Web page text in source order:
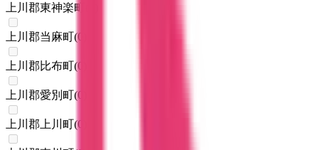
上川郡東神楽町
上川郡当麻町(0
上川郡比布町(0
上川郡愛別町(0
上川郡上川町(0